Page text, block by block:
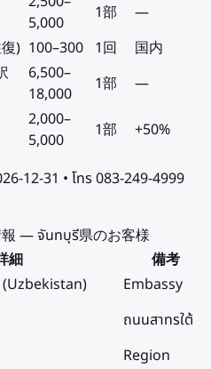
5,000
1部
—
) 100–300 1回
国内
6,500–
18,000
1部 —
2,000–
5,000
1部 +50%
12-31 • โทร 083-249-4999
— จันทบุรี県のお客様
細
備考
Embassy
ถนนสาทรใต้
Region